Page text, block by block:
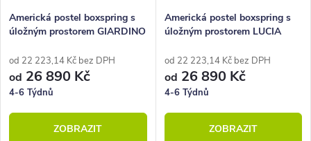
Americká postel boxspring s
úložným prostorem GIARDINO
od 22 223,14 Kč bez DPH
od 26 890 Kč
4-6 Týdnů
ZOBRAZIT
Americká postel boxspring s
úložným prostorem LUCIA
od 22 223,14 Kč bez DPH
od 26 890 Kč
4-6 Týdnů
ZOBRAZIT